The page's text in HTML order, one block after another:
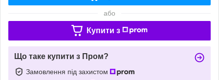
або
Купити з
Що таке купити з Пром?
Замовлення під захистом